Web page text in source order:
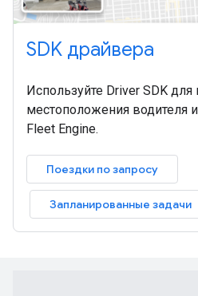
SDK драйвера
Используйте Driver SDK для
местоположения водителя
Fleet Engine.
Поездки по запросу
Запланированные задачи